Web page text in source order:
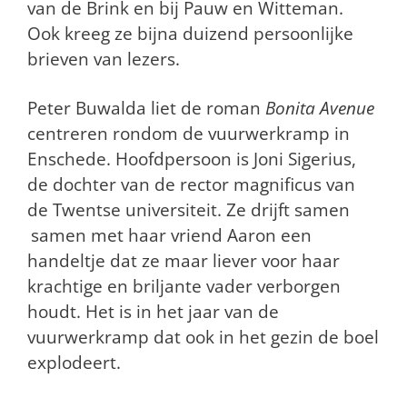
van de Brink en bij Pauw en Witteman.
Ook kreeg ze bijna duizend persoonlijke
brieven van lezers.
Peter Buwalda liet de roman Bonita Avenue
centreren rondom de vuurwerkramp in
Enschede. Hoofdpersoon is Joni Sigerius,
de dochter van de rector magnificus van
de Twentse universiteit. Ze drijft samen
samen met haar vriend Aaron een
handeltje dat ze maar liever voor haar
krachtige en briljante vader verborgen
houdt. Het is in het jaar van de
vuurwerkramp dat ook in het gezin de boel
explodeert.